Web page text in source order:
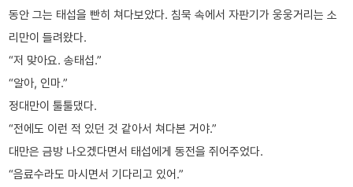
동안 그는 태섭을 빤히 쳐다보았다. 침묵 속에서 자판기가 웅웅거리는 소
리만이 들려왔다.
“저 맞아요. 송태섭.”
“알아, 인마.”
정대만이 툴툴댔다.
“전에도 이런 적 있던 것 같아서 쳐다본 거야.”
대만은 금방 나오겠다면서 태섭에게 동전을 쥐어주었다.
“음료수라도 마시면서 기다리고 있어.”